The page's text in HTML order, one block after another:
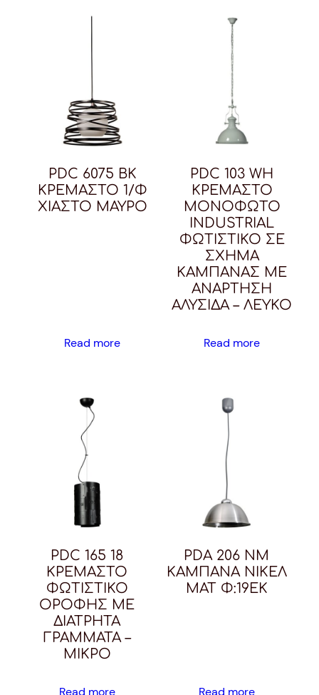
PDC 6075 BK
ΚΡΕΜΑΣΤΟ 1/Φ
ΧΙΑΣΤΟ ΜΑΥΡΟ
Read more
PDC 103 WH
ΚΡΕΜΑΣΤΟ
ΜΟΝΟΦΩΤΟ
INDUSTRIAL
ΦΩΤΙΣΤΙΚΟ ΣΕ
ΣΧΗΜΑ
ΚΑΜΠΑΝΑΣ ME
ANΑΡΤΗΣΗ
ΑΛΥΣΙΔΑ – ΛΕΥΚΟ
Read more
PDC 165 18
ΚΡΕΜΑΣΤΟ
ΦΩΤΙΣΤΙΚΟ
ΟΡΟΦΗΣ ME
ΔΙΑΤΡΗΤΑ
ΓΡΑΜΜΑΤΑ –
ΜΙΚΡΟ
Read more
PDA 206 NM
ΚΑΜΠΑΝΑ ΝΙΚΕΛ
ΜΑΤ Φ:19ΕΚ
Read more